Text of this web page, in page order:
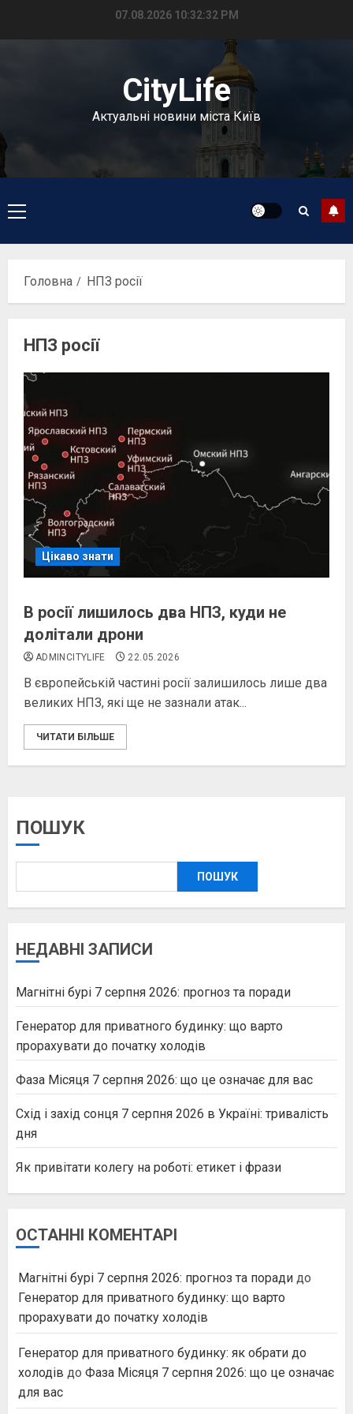
07.08.2026 10:32:32 PM
CityLife
Актуальні новини міста Київ
Головне
меню
Головна НПЗ росії
НПЗ росії
Цікаво знати
В росії лишилось два НПЗ, куди не
долітали дрони
ADMINCITYLIFE 22.05.2026
В європейській частині росії залишилось лише два
великих НПЗ, які ще не зазнали атак...
ЧИТАТИ БІЛЬШЕ
ПОШУК
ПОШУК
НЕДАВНІ ЗАПИСИ
Магнітні бурі 7 серпня 2026: прогноз та поради
Генератор для приватного будинку: що варто
прорахувати до початку холодів
Фаза Місяця 7 серпня 2026: що це означає для вас
Схід і захід сонця 7 серпня 2026 в Україні: тривалість
дня
Як привітати колегу на роботі: етикет і фрази
ОСТАННІ КОМЕНТАРІ
Магнітні бурі 7 серпня 2026: прогноз та поради до
Генератор для приватного будинку: що варто
прорахувати до початку холодів
Генератор для приватного будинку: як обрати до
холодів до Фаза Місяця 7 серпня 2026: що це означає
для вас